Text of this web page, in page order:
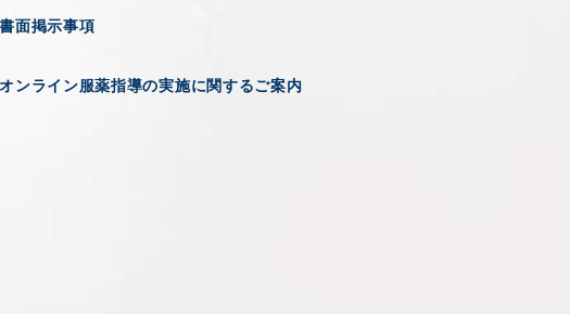
書面掲示事項
オンライン服薬指導の実施に関するご案内